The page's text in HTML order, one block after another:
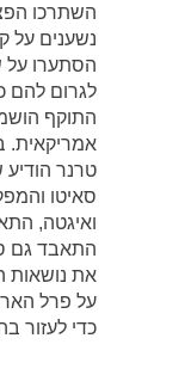
השתרכו
נשענים על
הסתערו על
התוקף
טרנר
סאיטו
ואיגטה,
התאבד גם
את נושאות
על פרל
כדי לעזור